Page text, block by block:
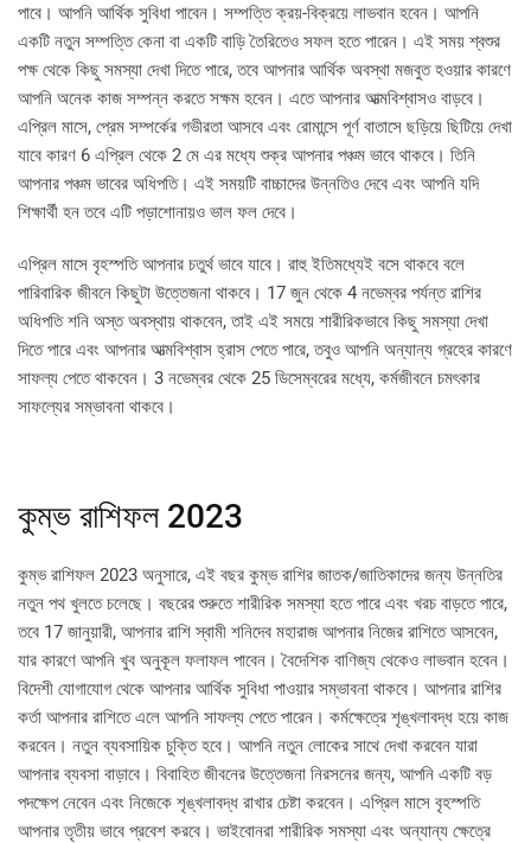
পাবে। আপনি আর্থিক সুবিধা পাবেন। সম্পত্তি ক্রয়-বিক্রয়ে লাভবান হবেন। আপনি
একটি নতুন সম্পত্তি কেনা বা একটি বাড়ি তৈরিতেও সফল হতে পারেন। এই সময় শ্বশুর
পক্ষ থেকে কিছু সমস্যা দেখা দিতে পারে, তবে আপনার আর্থিক অবস্থা মজবুত হওয়ার কারণে
আপনি অনেক কাজ সম্পন্ন করতে সক্ষম হবেন। এতে আপনার আত্মবিশ্বাসও বাড়বে।
এপ্রিল মাসে, প্রেম সম্পর্কের গভীরতা আসবে এবং রোমান্সে পূর্ণ বাতাসে ছড়িয়ে ছিটিয়ে দেখা
যাবে কারণ 6 এপ্রিল থেকে 2 মে এর মধ্যে শুক্র আপনার পঞ্চম ভাবে থাকবে। তিনি
আপনার পঞ্চম ভাবের অধিপতি। এই সময়টি বাচ্চাদের উন্নতিও দেবে এবং আপনি যদি
শিক্ষার্থী হন তবে এটি পড়াশোনায়ও ভাল ফল দেবে।
এপ্রিল মাসে বৃহস্পতি আপনার চতুর্থ ভাবে যাবে। রাহু ইতিমধ্যেই বসে থাকবে বলে
পারিবারিক জীবনে কিছুটা উত্তেজনা থাকবে। 17 জুন থেকে 4 নভেম্বর পর্যন্ত রাশির
অধিপতি শনি অস্ত অবস্থায় থাকবেন, তাই এই সময়ে শারীরিকভাবে কিছু সমস্যা দেখা
দিতে পারে এবং আপনার আত্মবিশ্বাস হ্রাস পেতে পারে, তবুও আপনি অন্যান্য গ্রহের কারণে
সাফল্য পেতে থাকবেন। 3 নভেম্বর থেকে 25 ডিসেম্বরের মধ্যে, কর্মজীবনে চমৎকার
সাফল্যের সম্ভাবনা থাকবে।
কুম্ভ রাশিফল 2023
কুম্ভ রাশিফল ​​2023 অনুসারে, এই বছর কুম্ভ রাশির জাতক/জাতিকাদের জন্য উন্নতির
নতুন পথ খুলতে চলেছে। বছরের শুরুতে শারীরিক সমস্যা হতে পারে এবং খরচ বাড়তে পারে,
তবে 17 জানুয়ারী, আপনার রাশি স্বামী শনিদেব মহারাজ আপনার নিজের রাশিতে আসবেন,
যার কারণে আপনি খুব অনুকূল ফলাফল পাবেন। বৈদেশিক বাণিজ্য থেকেও লাভবান হবেন।
বিদেশী যোগাযোগ থেকে আপনার আর্থিক সুবিধা পাওয়ার সম্ভাবনা থাকবে। আপনার রাশির
কর্তা আপনার রাশিতে এলে আপনি সাফল্য পেতে পারেন। কর্মক্ষেত্রে শৃঙ্খলাবদ্ধ হয়ে কাজ
করবেন। নতুন ব্যবসায়িক চুক্তি হবে। আপনি নতুন লোকের সাথে দেখা করবেন যারা
আপনার ব্যবসা বাড়াবে। বিবাহিত জীবনের উত্তেজনা নিরসনের জন্য, আপনি একটি বড়
পদক্ষেপ নেবেন এবং নিজেকে শৃঙ্খলাবদ্ধ রাখার চেষ্টা করবেন। এপ্রিল মাসে বৃহস্পতি
আপনার তৃতীয় ভাবে প্রবেশ করবে। ভাইবোনরা শারীরিক সমস্যা এবং অন্যান্য ক্ষেত্রে